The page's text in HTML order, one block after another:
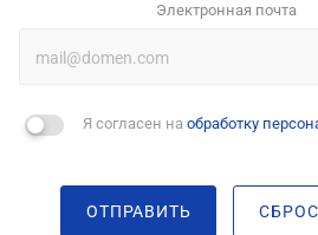
Электронная почта
Я согласен на обработку
ОТПРАВИТЬ